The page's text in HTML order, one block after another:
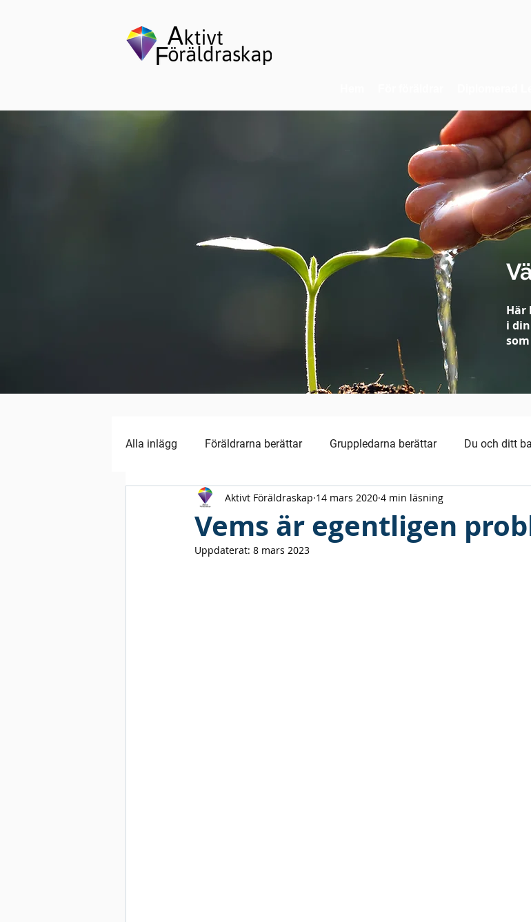
Här
i
Alla inlägg Föräldrarna berättar Gruppledarna berättar Du och ditt
Vems är egentligen
Aktivt Föräldraskap 14 mars 2020 4 min läsning
Uppdaterat: 8 mars 2023